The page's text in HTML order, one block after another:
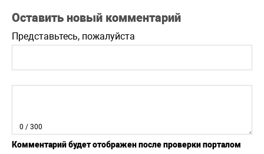
Оставить новый комментарий
Представьтесь, пожалуйста
0 / 300
Комментарий будет отображен после проверки порталом